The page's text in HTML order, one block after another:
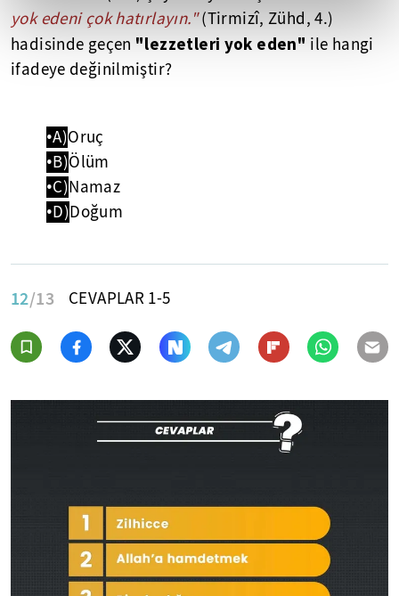
yok edeni çok hatırlayın."(Tirmizî, Zühd, 4.)
hadisinde geçen "lezzetleri yok eden" ile hangi
ifadeye değinilmiştir?
•A)Oruç
•B)Ölüm
•C)Namaz
•D)Doğum
12/13 CEVAPLAR 1-5